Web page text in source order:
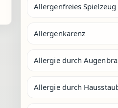
Allergenfreies Spielzeug
Allergenkarenz
Allergie durch
Allergie durch